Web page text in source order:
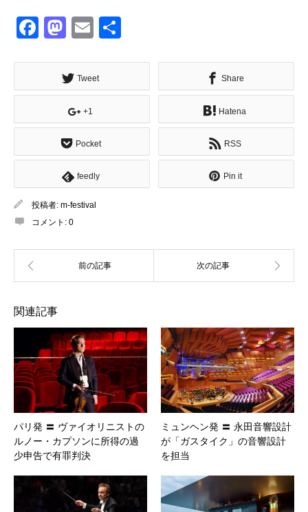
Facebook
Mastodon
Email
Tweet Share
+1 Hatena
Pocket RSS
feedly Pin it
投稿者: m-festival
コメント: 0
関連記事
パリ発 〓 ヴァイオリニストの
ルノー・カプソンに所得の過
少申告で有罪判決
ミュンヘン発 〓 永田音響設計
が「ガスタイク」の音響設計
を担当